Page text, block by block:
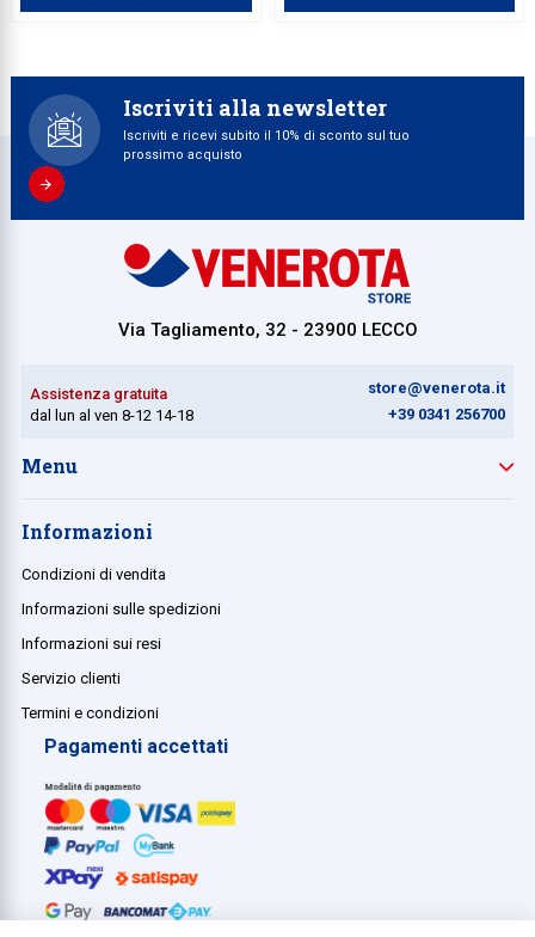
Iscriviti alla newsletter
Iscriviti e ricevi subito il 10% di sconto sul tuo
prossimo acquisto
Via Tagliamento, 32 - 23900 LECCO
Assistenza gratuita
dal lun al ven 8-12 14-18
store@venerota.it
+39 0341 256700
Menu
Informazioni
Condizioni di vendita
Informazioni sulle spedizioni
Informazioni sui resi
Servizio clienti
Termini e condizioni
Pagamenti accettati